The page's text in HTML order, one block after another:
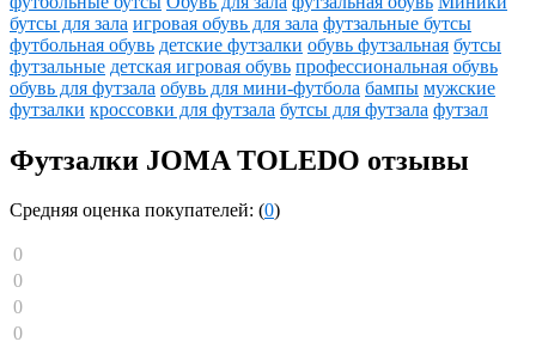
бутсы для зала игровая обувь для зала футзальные бутсы
футбольная обувь детские футзалки обувь футзальная бутсы
футзальные детская игровая обувь профессиональная обувь
обувь для футзала обувь для мини-футбола бампы мужские
футзалки кроссовки для футзала бутсы для футзала футзал
Футзалки JOMA TOLEDO отзывы
Средняя оценка покупателей: (0)
0
0
0
0